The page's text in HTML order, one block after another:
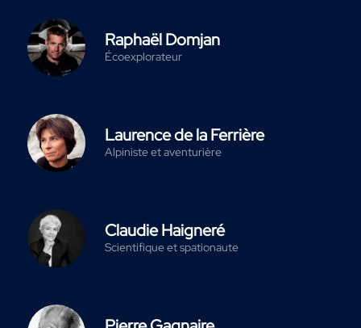
Raphaël Domjan
Écoexplorateur
Laurence de la Ferrière
Alpiniste et aventurière
Claudie Haigneré
Scientifique et spationaute